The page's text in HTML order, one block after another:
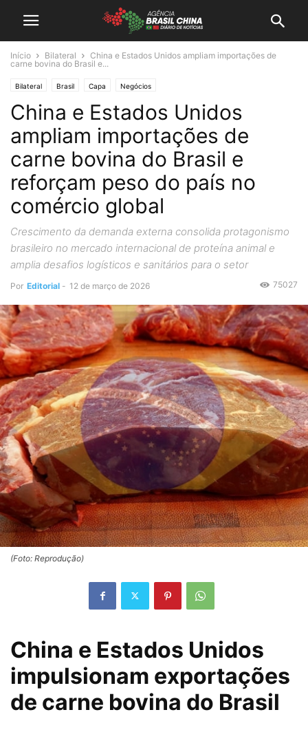
Início Bilateral
China e Estados Unidos ampliam importações de
carne bovina do Brasil e...
Bilateral Brasil Capa Negócios
China e Estados Unidos
ampliam importações de
carne bovina do Brasil e
reforçam peso do país no
comércio global
Crescimento da demanda externa consolida protagonismo
brasileiro no mercado internacional de proteína animal e
amplia desafios logísticos e sanitários para o setor
Por Editorial - 12 de março de 2026 75027
(Foto: Reprodução)
China e Estados Unidos
impulsionam exportações
de carne bovina do Brasil